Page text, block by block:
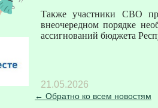
Также участники СВО
внеочередном порядке
ассигнований бюджета
21.05.2026
← Обратно ко всем новостям